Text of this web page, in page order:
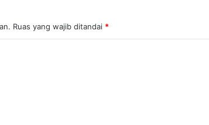
Ruas yang wajib ditandai *